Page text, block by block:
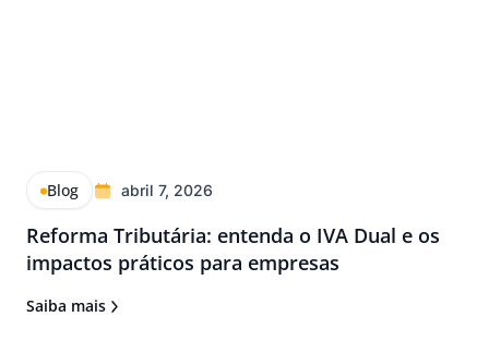
Blog abril 7, 2026
Reforma Tributária: entenda o IVA Dual e os
impactos práticos para empresas
Saiba mais